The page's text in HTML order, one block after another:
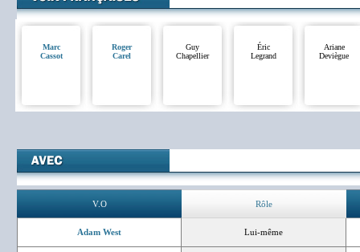
Marc
Cassot
Roger
Carel
Guy
Chapellier
Éric
Legrand
Ariane
Deviègue
V.O Rôle
Adam West Lui-même